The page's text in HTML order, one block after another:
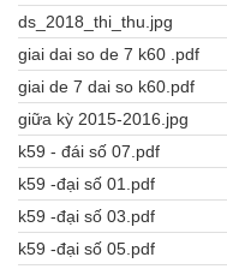
ds_2018_thi_thu.jpg
giai dai so de 7 k60 .pdf
giai de 7 dai so k60.pdf
giữa kỳ 2015-2016.jpg
k59 - đái số 07.pdf
k59 -đại số 01.pdf
k59 -đại số 03.pdf
k59 -đại số 05.pdf